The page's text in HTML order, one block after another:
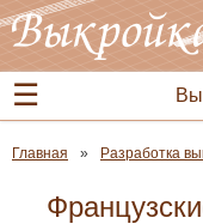
Главная Разработка